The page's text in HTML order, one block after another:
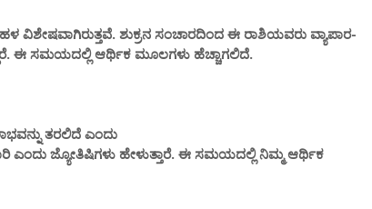
ಶುಕ್ರನ ಸಂಚಾರದಿಂದ ಈ ರಾಶಿಯವರು ವ್ಯಾಪಾರ-
ಈ ಸಮಯದಲ್ಲಿ ಆರ್ಥಿಕ ಮೂಲಗಳು ಹೆಚ್ಚಾಗಲಿದೆ.
ತರಲಿದೆ ಎಂದು
ಜ್ಯೋತಿಷಿಗಳು ಹೇಳುತ್ತಾರೆ. ಈ ಸಮಯದಲ್ಲಿ ನಿಮ್ಮ ಆರ್ಥಿಕ